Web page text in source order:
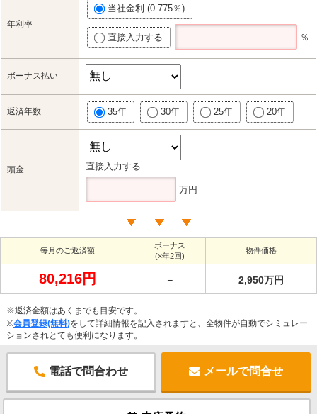
年利率
当社金利 (0.775％)
直接入力する ％
ボーナス払い
返済年数 35年 30年 25年 20年
頭金 直接入力する
万円
毎月のご返済額
ボーナス
(×年2回)
物件価格
80,216円 － 2,950万円
※返済金額はあくまでも目安です。
※会員登録(無料)をして詳細情報を記入されますと、全物件が自動でシミュレー
ションされとても便利になります。
電話で問合わせ メールで問合せ